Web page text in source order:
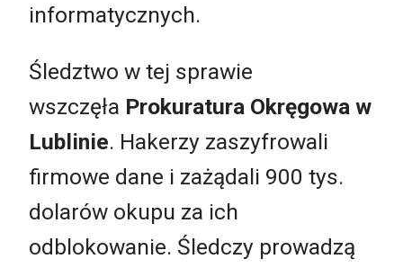
informatycznych.
Śledztwo w tej sprawie
wszczęła Prokuratura Okręgowa w
Lublinie. Hakerzy zaszyfrowali
firmowe dane i zażądali 900 tys.
dolarów okupu za ich
odblokowanie. Śledczy prowadzą